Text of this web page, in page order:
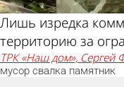
Лишь изредка
территорию за
ТРК «Наш дом», Сергей
мусор свалка памятник